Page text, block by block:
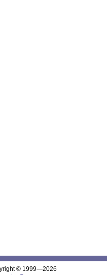
© 1999—2026